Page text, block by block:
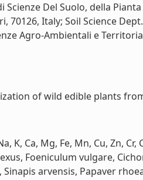
Del Suolo, della
70126, Italy; Soil Science
Agro-Ambientali e
of wild edible plants
K, Ca, Mg, Fe, Mn, Cu, Zn,
Foeniculum vulgare,
arvensis, Papaver